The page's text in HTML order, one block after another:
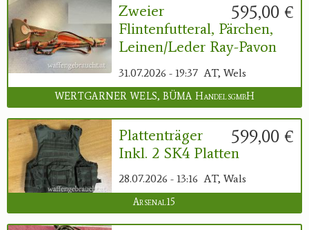
595,00 €
Zweier
Flintenfutteral, Pärchen,
Leinen/Leder Ray-Pavon
31.07.2026 - 19:37 AT, Wels
WERTGARNER WELS, BÜMA HandelsgmbH
599,00 €
Plattenträger
Inkl. 2 SK4 Platten
28.07.2026 - 13:16 AT, Wals
Arsenal15